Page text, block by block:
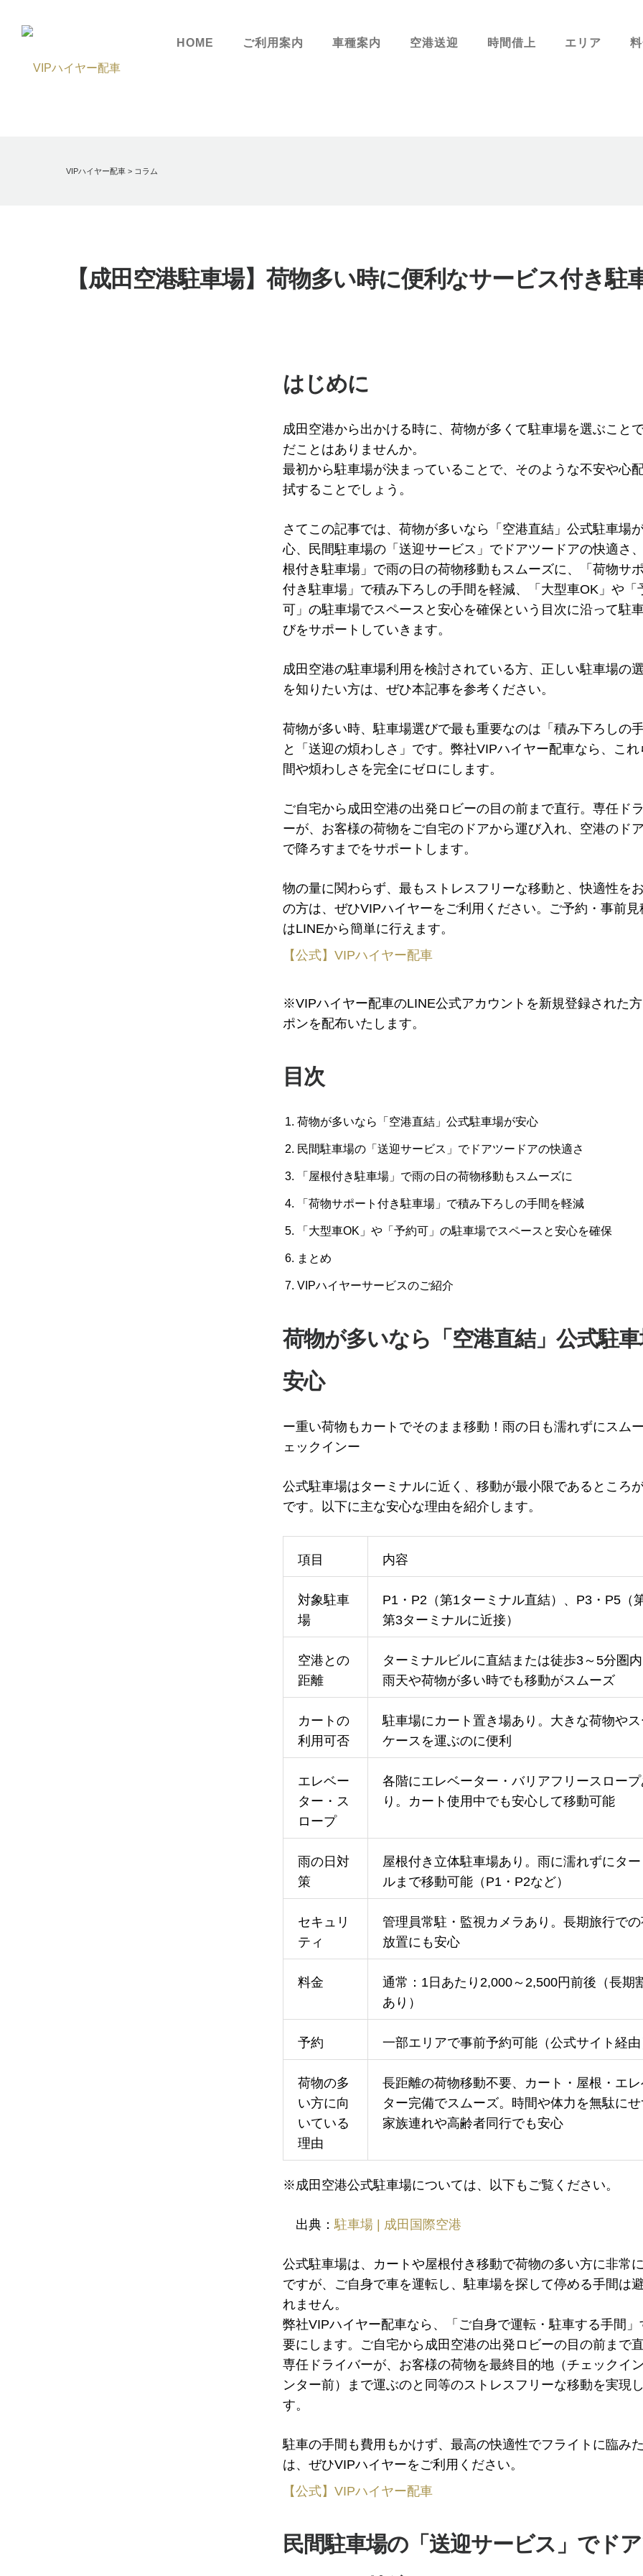
HOME ご利用案内 車種案内 空港送迎 時間借上 エリア
VIPハイヤー配車 > コラム
【成田空港駐車場】荷物多い時に便利なサービス付き駐
はじめに
成田空港から出かける時に、荷物が多くて駐車場を選ぶこと
だことはありませんか。
最初から駐車場が決まっていることで、そのような不安や心
拭することでしょう。
さてこの記事では、荷物が多いなら「空港直結」公式駐車場
心、民間駐車場の「送迎サービス」でドアツードアの快適さ
根付き駐車場」で雨の日の荷物移動もスムーズに、「荷物サ
付き駐車場」で積み下ろしの手間を軽減、「大型車OK」や「
可」の駐車場でスペースと安心を確保という目次に沿って駐
びをサポートしていきます。
成田空港の駐車場利用を検討されている方、正しい駐車場の
を知りたい方は、 ぜひ本記事を参考ください。
荷物が多い時、駐車場選びで最も重要なのは「積み下ろしの
と「送迎の煩わしさ」です。 弊社VIPハイヤー配車なら、これ
間や煩わしさを完全にゼロにします。
ご自宅から成田空港の出発ロビーの目の前まで直行。専任ド
ーが、お客様の荷物をご自宅のドアから運び入れ、空港のド
で降ろすまでをサポートします。
物の量に関わらず、最もストレスフリーな移動と、快適性を
の方は、ぜひVIPハイヤーをご利用ください。ご予約・事前見
はLINEから簡単に行えます。
【公式】VIPハイヤー配車
※VIPハイヤー配車のLINE公式アカウントを新規登録された
ポンを配布いたします。
目次
荷物が多いなら「空港直結」公式駐車場が安心
民間駐車場の「送迎サービス」でドアツードアの快適さ
「屋根付き駐車場」で雨の日の荷物移動もスムーズに
「荷物サポート付き駐車場」で積み下ろしの手間を軽減
「大型車OK」や「予約可」の駐車場でスペースと安心を確保
まとめ
VIPハイヤーサービスのご紹介
荷物が多いなら「空港直結」公式駐
安心
ー重い荷物もカートでそのまま移動！雨の日も濡れずにスム
ェックインー
公式駐車場はターミナルに近く、移動が最小限であるところ
です。以下に主な安心な理由を紹介します。
項目 内容
対象駐車
場
P1・P2（第1ターミナル直結）、P3・P5（
第3ターミナルに近接）
空港との
距離
ターミナルビルに直結または徒歩3～5分圏
雨天や荷物が多い時でも移動がスムーズ
カートの
利用可否
駐車場にカート置き場あり。大きな荷物や
ケースを運ぶのに便利
エレベー
ター・ス
ロープ
各階にエレベーター・バリアフリースロー
り。カート使用中でも安心して移動可能
雨の日対
策
屋根付き立体駐車場あり。雨に濡れずにタ
ルまで移動可能（P1・P2など）
セキュリ
ティ
管理員常駐・監視カメラあり。長期旅行で
放置にも安心
料金
通常：1日あたり2,000～2,500円前後（長期
あり）
予約 一部エリアで事前予約可能（公式サイト経
荷物の多
い方に向
いている
理由
長距離の荷物移動不要、カート・屋根・エ
ター完備でスムーズ。時間や体力を無駄に
家族連れや高齢者同行でも安心
※成田空港公式駐車場については、以下もご覧ください。
出典：駐車場 | 成田国際空港
公式駐車場は、カートや屋根付き移動で荷物の多い方に非常
ですが、ご自身で車を運転し、駐車場を探して停める手間は
れません。
弊社VIPハイヤー配車なら、「ご自身で運転・駐車する手間」
要にします。ご自宅から成田空港の出発ロビーの目の前まで
専任ドライバーが、お客様の荷物を最終目的地（チェックイ
ンター前）まで運ぶのと同等のストレスフリーな移動を実現
す。
駐車の手間も費用もかけず、最高の快適性でフライトに臨み
は、ぜひVIPハイヤーをご利用ください。
【公式】VIPハイヤー配車
民間駐車場の「送迎サービス」でド